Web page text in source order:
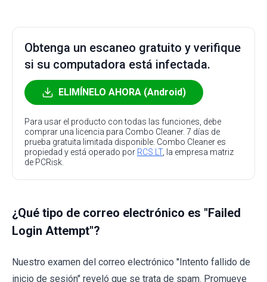
Obtenga un escaneo gratuito y verifique
si su computadora está infectada.
ELIMÍNELO AHORA (Android)
Para usar el producto con todas las funciones, debe
comprar una licencia para Combo Cleaner. 7 días de
prueba gratuita limitada disponible. Combo Cleaner es
propiedad y está operado por RCS LT, la empresa matriz
de PCRisk.
¿Qué tipo de correo electrónico es "Failed
Login Attempt"?
Nuestro examen del correo electrónico "Intento fallido de
inicio de sesión" reveló que se trata de spam. Promueve